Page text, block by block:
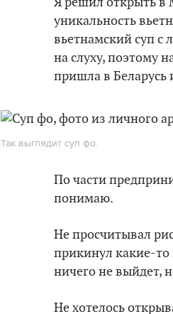
уникальность
вьетнамский суп с
на слуху, поэтому
пришла в Беларусь
Так выглядит суп фо.
По части
понимаю.
Не просчитывал
прикинул какие-то
ничего не выйдет,
Не хотелось